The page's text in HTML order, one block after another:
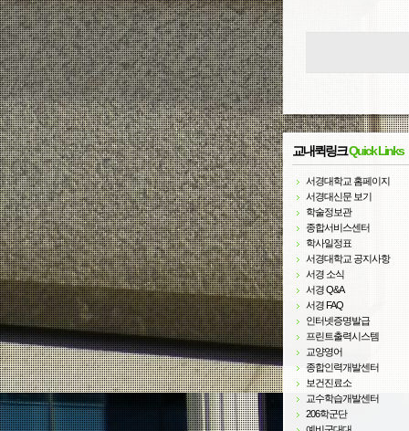
교내퀵링크Quick Links
서경대학교 홈페이지
서경대신문 보기
학술정보관
종합서비스센터
학사일정표
서경대학교 공지사항
서경 소식
서경 Q&A
서경 FAQ
인터넷증명발급
프린트출력시스템
교양영어
종합인력개발센터
보건진료소
교수학습개발센터
206학군단